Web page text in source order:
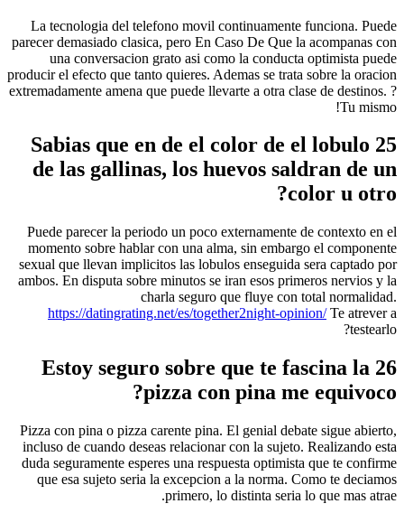
La tecnologi­a del telefono movil continuamente funciona. Puede
parecer demasiado clasica, pero En Caso De Que la acompanas con
una conversacion grato asi­ como la conducta optimista puede
producir el efecto que tanto quieres. Ademas se trata sobre la oracion
extremadamente amena que puede llevarte a otra clase de destinos. ?
Tu mismo!
25 Sabias que en de el color de el lobulo
de las gallinas, los huevos saldran de un
color u otro?
Puede parecer la periodo un poco externamente de contexto en el
momento sobre hablar con una alma, sin embargo el componente
sexual que llevan implicitos las lobulos enseguida sera captado por
ambos. En disputa sobre minutos se iran esos primeros nervios y la
charla seguro que fluye con total normalidad.
https://datingrating.net/es/together2night-opinion/Te atrever a
testearlo?
26 Estoy seguro sobre que te fascina la
pizza con pina me equivoco?
Pizza con pina o pizza carente pina. El genial debate sigue abierto,
incluso de cuando deseas relacionar con la sujeto. Realizando esta
duda seguramente esperes una respuesta optimista que te confirme
que esa sujeto seri­a la excepcion a la norma. Como te deciamos
primero, lo distinta seri­a lo que mas atrae.